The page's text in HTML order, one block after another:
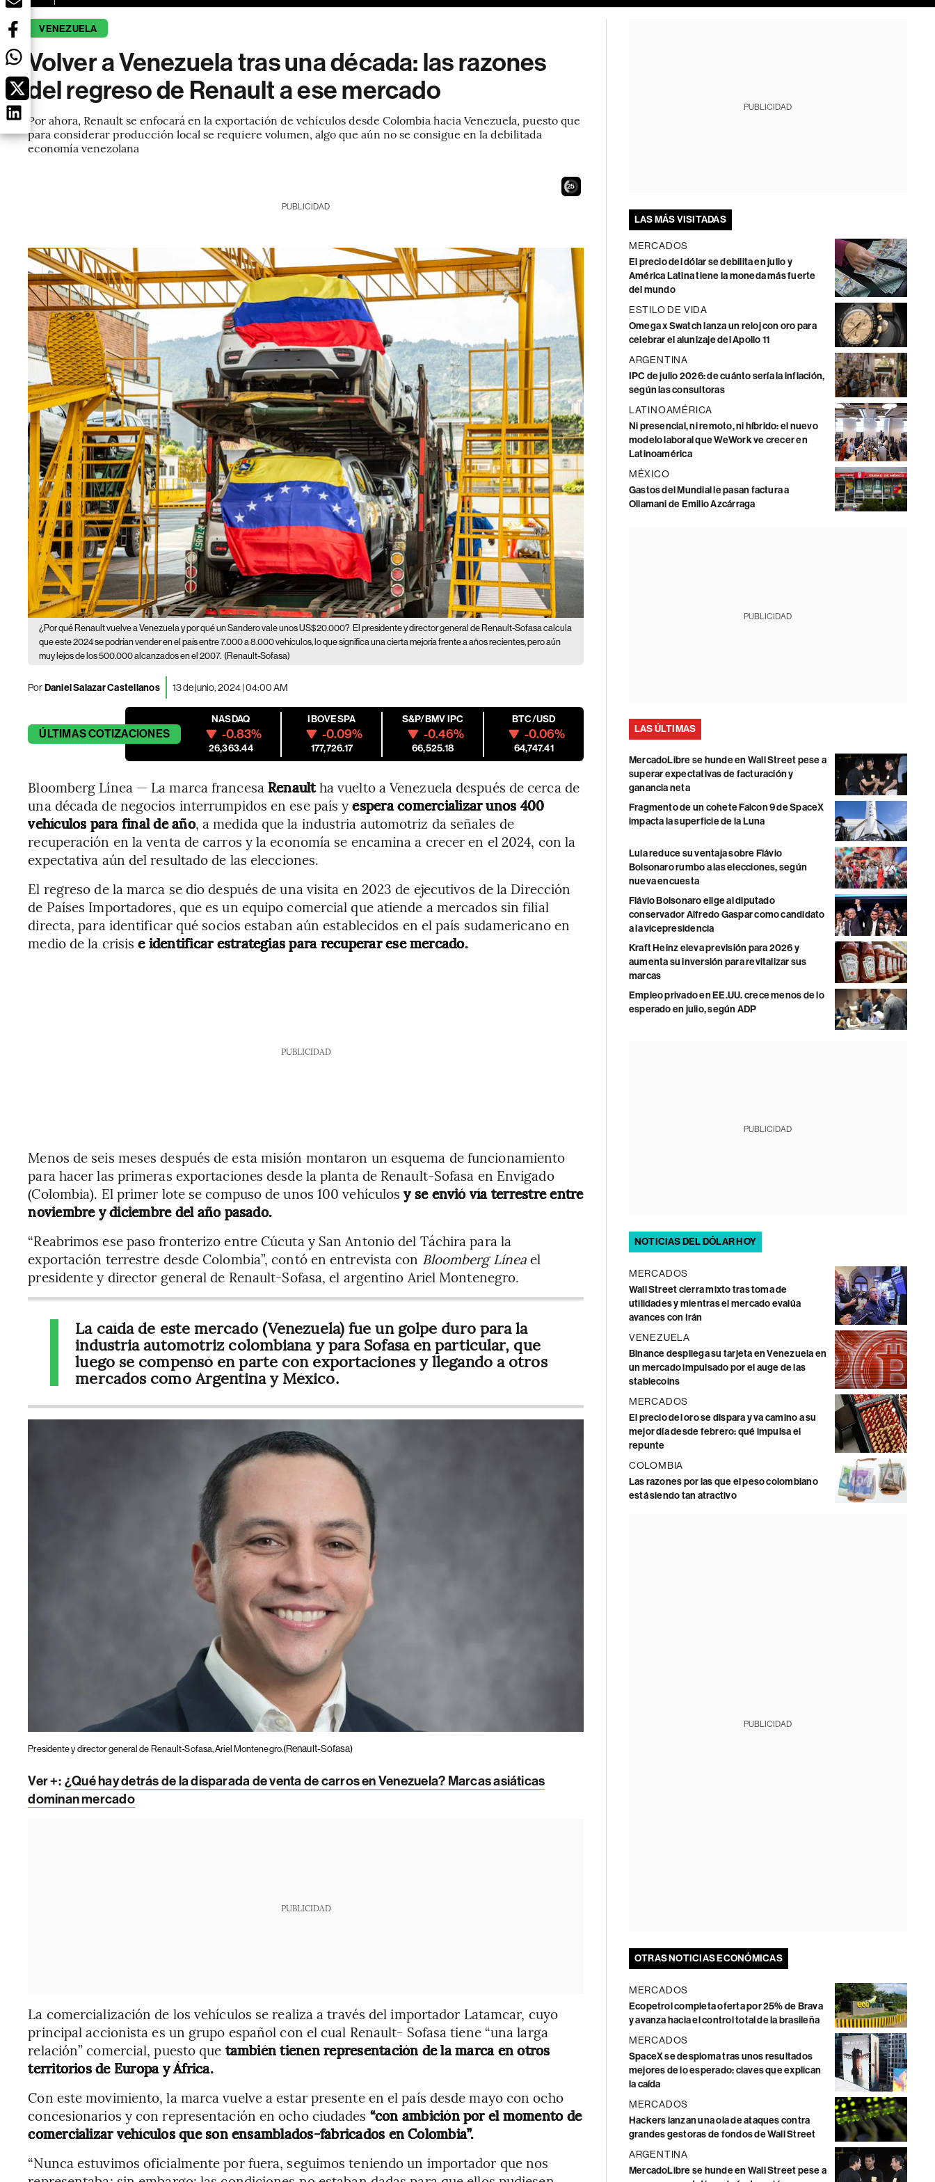
VENEZUELA
Volver a Venezuela tras una década: las razones
del regreso de Renault a ese mercado
Por ahora, Renault se enfocará en la exportación de vehículos desde Colombia hacia Venezuela, puesto que
para considerar producción local se requiere volumen, algo que aún no se consigue en la debilitada
economía venezolana
24
PUBLICIDAD
¿Por qué Renault vuelve a Venezuela y por qué un Sandero vale unos US$20.000? El presidente y director general de Renault-Sofasa calcula
que este 2024 se podrían vender en el país entre 7.000 a 8.000 vehículos, lo que significa una cierta mejoría frente a años recientes, pero aún
muy lejos de los 500.000 alcanzados en el 2007. (Renault-Sofasa)
PorDaniel Salazar Castellanos 13 de junio, 2024 | 04:00 AM
ÚLTIMASCOTIZACIONES
NASDAQ
-0.83%
26,363.44
IBOVESPA
-0.09%
177,726.17
S&P/BMV IPC
-0.46%
66,525.18
BTC/USD
-0.06%
64,747.41
Bloomberg Línea — La marca francesa Renaultha vuelto a Venezuela después de cerca de
una década de negocios interrumpidos en ese país yespera comercializar unos 400
vehículos para final de año, a medida que la industria automotriz da señales de
recuperación en la venta de carros y la economía se encamina a crecer en el 2024, con la
expectativa aún del resultado de las elecciones.
El regreso de la marca se dio después de una visita en 2023 de ejecutivos de la Dirección
de Países Importadores, que es un equipo comercial que atiende a mercados sin filial
directa, para identificar qué socios estaban aún establecidos en el país sudamericano en
medio de la crisise identificar estrategias para recuperar ese mercado.
PUBLICIDAD
Menos de seis meses después de esta misión montaron un esquema de funcionamiento
para hacer las primeras exportaciones desde la planta de Renault-Sofasa en Envigado
(Colombia). El primer lote se compuso de unos 100 vehículosy se envió vía terrestre entre
noviembre y diciembre del año pasado.
“Reabrimos ese paso fronterizo entre Cúcuta y San Antonio del Táchira para la
exportación terrestre desde Colombia”, contó en entrevista con Bloomberg Líneael
presidente y director general de Renault-Sofasa, el argentino Ariel Montenegro.
La caída de este mercado (Venezuela) fue un golpe duro para la
industria automotriz colombiana y para Sofasa en particular, que
luego se compensó en parte con exportaciones y llegando a otros
mercados como Argentina y México.
Presidente y director general de Renault-Sofasa, Ariel Montenegro.(Renault-Sofasa)
Ver +: ¿Qué hay detrás de la disparada de venta de carros en Venezuela? Marcas asiáticas
dominan mercado
PUBLICIDAD
La comercialización de los vehículos se realiza a través del importador Latamcar, cuyo
principal accionista es un grupo español con el cual Renault- Sofasa tiene “una larga
relación” comercial, puesto que también tienen representación de la marca en otros
territorios de Europa y África.
Con este movimiento, la marca vuelve a estar presente en el país desde mayo con ocho
concesionarios y con representación en ocho ciudades “con ambición por el momento de
comercializar vehículos que son ensamblados-fabricados en Colombia”.
“Nunca estuvimos oficialmente por fuera, seguimos teniendo un importador que nos
PUBLICIDAD
LAS MÁS VISITADAS
MERCADOS
El precio del dólar se debilita en julio y
América Latina tiene la moneda más fuerte
del mundo
ESTILO DE VIDA
Omega x Swatch lanza un reloj con oro para
celebrar el alunizaje del Apollo 11
ARGENTINA
IPC de julio 2026: de cuánto sería la inflación,
según las consultoras
LATINOAMÉRICA
Ni presencial, ni remoto, ni híbrido: el nuevo
modelo laboral que WeWork ve crecer en
Latinoamérica
MÉXICO
Gastos del Mundial le pasan factura a
Ollamani de Emilio Azcárraga
PUBLICIDAD
LAS ÚLTIMAS
MercadoLibre se hunde en Wall Street pese a
superar expectativas de facturación y
ganancia neta
Fragmento de un cohete Falcon 9 de SpaceX
impacta la superficie de la Luna
Lula reduce su ventaja sobre Flávio
Bolsonaro rumbo a las elecciones, según
nueva encuesta
Flávio Bolsonaro elige al diputado
conservador Alfredo Gaspar como candidato
a la vicepresidencia
Kraft Heinz eleva previsión para 2026 y
aumenta su inversión para revitalizar sus
marcas
Empleo privado en EE.UU. crece menos de lo
esperado en julio, según ADP
PUBLICIDAD
NOTICIAS DEL DÓLAR HOY
MERCADOS
Wall Street cierra mixto tras toma de
utilidades y mientras el mercado evalúa
avances con Irán
VENEZUELA
Binance despliega su tarjeta en Venezuela en
un mercado impulsado por el auge de las
stablecoins
MERCADOS
El precio del oro se dispara y va camino a su
mejor día desde febrero: qué impulsa el
repunte
COLOMBIA
Las razones por las que el peso colombiano
está siendo tan atractivo
PUBLICIDAD
OTRAS NOTICIAS ECONÓMICAS
MERCADOS
Ecopetrol completa oferta por 25% de Brava
y avanza hacia el control total de la brasileña
MERCADOS
SpaceX se desploma tras unos resultados
mejores de lo esperado: claves que explican
la caída
MERCADOS
Hackers lanzan una ola de ataques contra
grandes gestoras de fondos de Wall Street
ARGENTINA
MercadoLibre se hunde en Wall Street pese a